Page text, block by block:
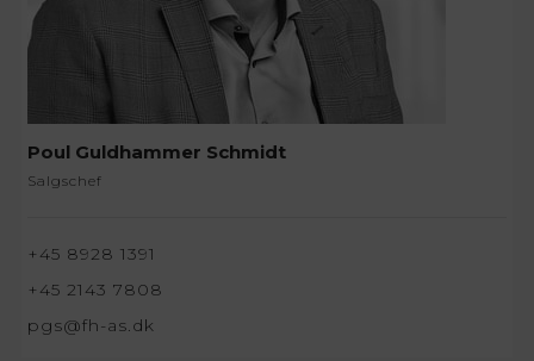
Poul Guldhammer Schmidt
Salgschef
+45 8928 1391
+45 2143 7808
pgs@fh-as.dk